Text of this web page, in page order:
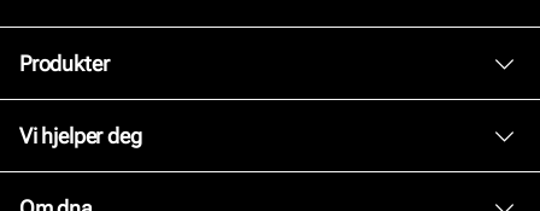
Produkter
Vi hjelper deg